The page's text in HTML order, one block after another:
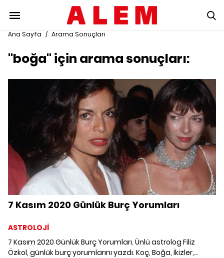
Ana Sayfa / Arama Sonuçları
"boğa" için arama sonuçları:
7 Kasım 2020 Günlük Burç Yorumları
ASTROLOJİ
7 Kasım 2020 Günlük Burç Yorumları. Ünlü astrolog Filiz
Özkol, günlük burç yorumlarını yazdı. Koç, Boğa, İkizler,